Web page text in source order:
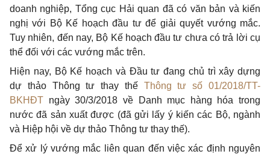
doanh nghiệp, Tổng cục Hải quan đã có văn bản và kiến
nghị với Bộ Kế hoạch đầu tư để giải quyết vướng mắc.
Tuy nhiên, đến nay, Bộ Kế hoạch đầu tư chưa có trả lời cụ
thể đối với các vướng mắc trên.
Hiện nay, Bộ Kế hoạch và Đầu tư đang chủ trì xây dựng
dự thảo Thông tư thay thế Thông tư số 01/2018/TT-
BKHĐT ngày 30/3/2018 về Danh mục hàng hóa trong
nước đã sản xuất được (đã gửi lấy ý kiến các Bộ, ngành
và Hiệp hội về dự thảo Thông tư thay thế).
Để xử lý vướng mắc liên quan đến việc xác định nguyên